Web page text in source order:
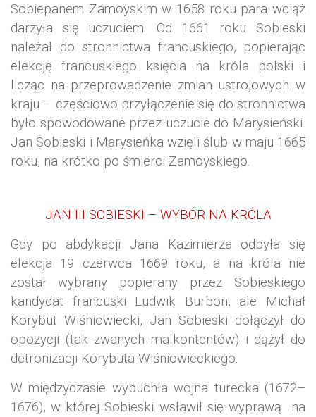
Sobiepanem Zamoyskim w 1658 roku para wciąż
darzyła się uczuciem. Od 1661 roku Sobieski
należał do stronnictwa francuskiego, popierając
elekcję francuskiego księcia na króla polski i
licząc na przeprowadzenie zmian ustrojowych w
kraju – częściowo przyłączenie się do stronnictwa
było spowodowane przez uczucie do Marysieński.
Jan Sobieski i Marysieńka wzięli ślub w maju 1665
roku, na krótko po śmierci Zamoyskiego.
JAN III SOBIESKI – WYBÓR NA KRÓLA
Gdy po abdykacji Jana Kazimierza odbyła się
elekcja 19 czerwca 1669 roku, a na króla nie
został wybrany popierany przez Sobieskiego
kandydat francuski Ludwik Burbon, ale Michał
Korybut Wiśniowiecki, Jan Sobieski dołączył do
opozycji (tak zwanych malkontentów) i dążył do
detronizacji Korybuta Wiśniowieckiego.
W międzyczasie wybuchła wojna turecka (1672–
1676), w której Sobieski wsławił się wyprawą na